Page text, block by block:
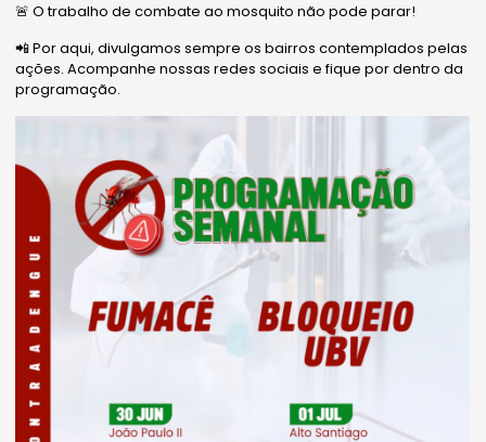
🚨 O trabalho de combate ao mosquito não pode parar!
📲 Por aqui, divulgamos sempre os bairros contemplados pelas
ações. Acompanhe nossas redes sociais e fique por dentro da
programação.